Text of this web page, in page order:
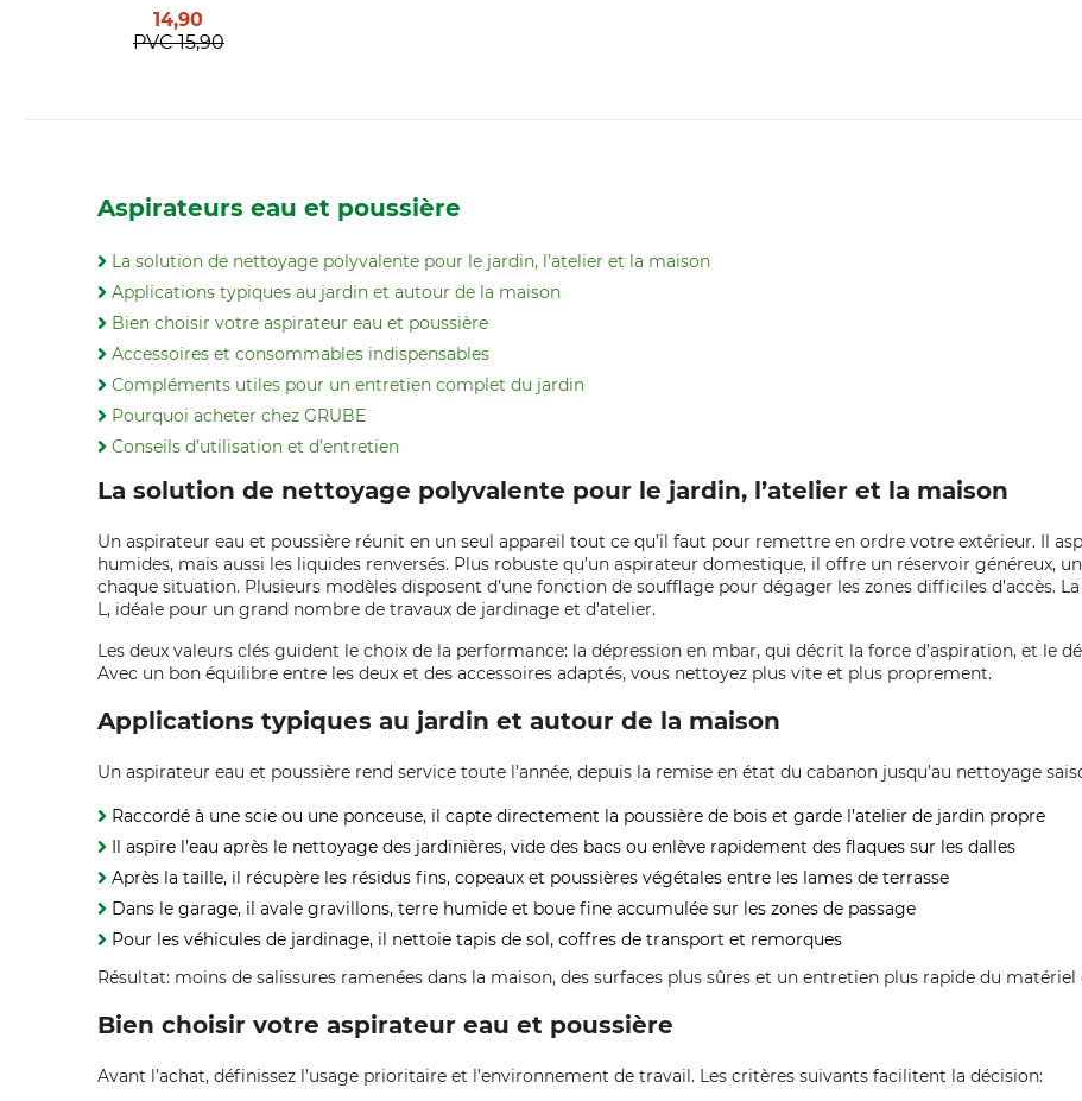
14,90
PVC 15,90
Aspirateurs eau et poussière
La solution de nettoyage polyvalente pour le jardin, l’atelier et la maison
Applications typiques au jardin et autour de la maison
Bien choisir votre aspirateur eau et poussière
Accessoires et consommables indispensables
Compléments utiles pour un entretien complet du jardin
Pourquoi acheter chez GRUBE
Conseils d’utilisation et d’entretien
La solution de nettoyage polyvalente pour le jardin, l’atelier et la maison
Un aspirateur eau et poussière réunit en un seul appareil tout ce qu’il faut pour remettre en ordre votre extérieur. Il
humides, mais aussi les liquides renversés. Plus robuste qu’un aspirateur domestique, il offre un réservoir généreux,
chaque situation. Plusieurs modèles disposent d’une fonction de soufflage pour dégager les zones difficiles d’accès.
L, idéale pour un grand nombre de travaux de jardinage et d’atelier.
Les deux valeurs clés guident le choix de la performance: la dépression en mbar, qui décrit la force d’aspiration, et le
Avec un bon équilibre entre les deux et des accessoires adaptés, vous nettoyez plus vite et plus proprement.
Applications typiques au jardin et autour de la maison
Un aspirateur eau et poussière rend service toute l’année, depuis la remise en état du cabanon jusqu’au nettoyage
Raccordé à une scie ou une ponceuse, il capte directement la poussière de bois et garde l’atelier de jardin propre
Il aspire l’eau après le nettoyage des jardinières, vide des bacs ou enlève rapidement des flaques sur les dalles
Après la taille, il récupère les résidus fins, copeaux et poussières végétales entre les lames de terrasse
Dans le garage, il avale gravillons, terre humide et boue fine accumulée sur les zones de passage
Pour les véhicules de jardinage, il nettoie tapis de sol, coffres de transport et remorques
Résultat: moins de salissures ramenées dans la maison, des surfaces plus sûres et un entretien plus rapide du matériel
Bien choisir votre aspirateur eau et poussière
Avant l’achat, définissez l’usage prioritaire et l’environnement de travail. Les critères suivants facilitent la décision: